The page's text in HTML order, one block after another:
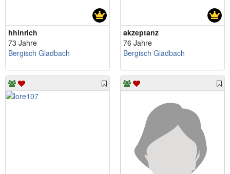
hhinrich
73 Jahre
Bergisch Gladbach
akzeptanz
76 Jahre
Bergisch Gladbach